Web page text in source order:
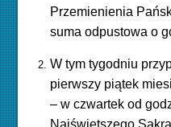
Przemienienia
suma odpustowa o
W tym tygodniu
pierwszy piątek
– w czwartek od